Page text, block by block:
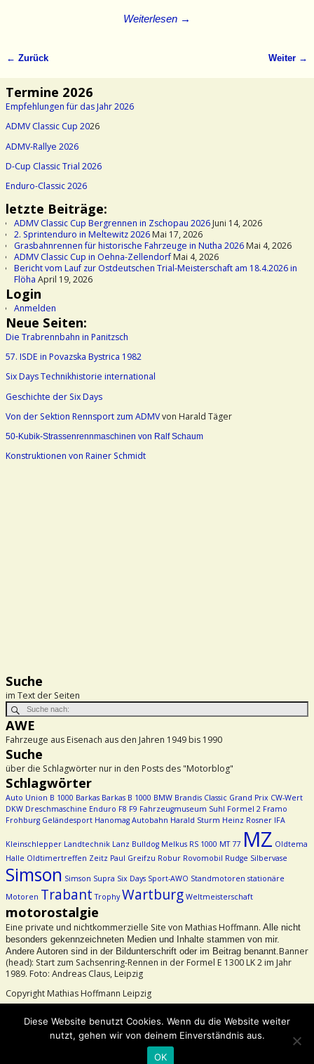
Weiterlesen →
← Zurück Weiter →
Termine 2026
Empfehlungen für das Jahr 2026
ADMV Classic Cup 2026
ADMV-Rallye 2026
D-Cup Classic Trial 2026
Enduro-Classic 2026
letzte Beiträge:
ADMV Classic Cup Bergrennen in Zschopau 2026Juni 14, 2026
2. Sprintenduro in Meltewitz 2026Mai 17, 2026
Grasbahnrennen für historische Fahrzeuge in Nutha 2026Mai 4, 2026
ADMV Classic Cup in Oehna-ZellendorfMai 4, 2026
Bericht vom Lauf zur Ostdeutschen Trial-Meisterschaft am 18.4.2026 in
Flöha April 19, 2026
Login
Anmelden
Neue Seiten:
Die Trabrennbahn in Panitzsch
57. ISDE in Povazska Bystrica 1982
Six Days Technikhistorie international
Geschichte der Six Days
Von der Sektion Rennsport zum ADMVvon Harald Täger
50-Kubik-Strassenrennmaschinen von Ralf Schaum
Konstruktionen von Rainer Schmidt
Suche
im Text der Seiten
AWE
Fahrzeuge aus Eisenach aus den Jahren 1949 bis 1990
Suche
über die Schlagwörter nur in den Posts des "Motorblog"
Schlagwörter
Auto Union B 1000 Barkas Barkas B 1000 BMW Brandis Classic Grand Prix CW-Wert
DKW Dreschmaschine Enduro F8 F9 Fahrzeugmuseum Suhl Formel 2 Framo
Frohburg Geländesport Hanomag Autobahn Harald Sturm Heinz Rosner IFA
Kleinschlepper Landtechnik Lanz Bulldog Melkus RS 1000 MT 77 MZ Oldtema
Halle Oldtimertreffen Zeitz Paul Greifzu Robur Rovomobil Rudge Silbervase
Simson Simson Supra Six Days Sport-AWO Standmotoren stationäre
Motoren Trabant Trophy Wartburg Weltmeisterschaft
motorostalgie
Eine private und nichtkommerzielle Site von Mathias Hoffmann. Alle nicht
besonders gekennzeichneten Medien und Inhalte stammen von mir.
Andere Autoren sind in der Bildunterschrift oder im Beitrag benannt. Banner
(head): Start zum Sachsenring-Rennen in der Formel E 1300 LK 2 im Jahr
1989. Foto: Andreas Claus, Leipzig
Copyright Mathias Hoffmann Leipzig
Diese Website benutzt Cookies. Wenn du die Website weiter
nutzt, gehen wir von deinem Einverständnis aus.
OK